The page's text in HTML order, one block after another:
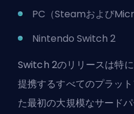
PC（Steamおよび
Nintendo Switch 2
Switch 2のリリースは特
提携するすべてのプラッ
た最初の大規模なサード